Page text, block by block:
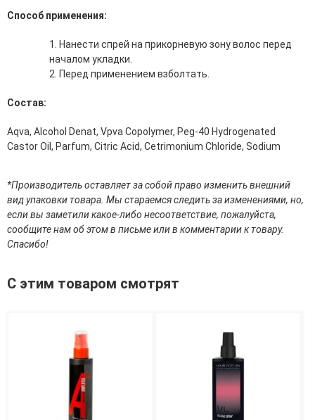
Средства для умывания
Сыворотки, эликсиры, эмульсии, концентраты и
эссенции для лица
Уход для кожи вокруг глаз
Флюиды для лица
Автозагар для тела
Антицеллюлитные средства
Гели для душа
Дезодоранты для тела
Защита от солнца для тела
Кремы для тела
Лосьоны, сыворотки и эликсиры для тела
Мыло
Скрабы и пилинги для тела
Средства для депиляции
Туалетная вода для тела
Уход для ног
Уход для рук
Способ применения:
Нанести спрей на прикорневую зону волос перед
началом укладки.
Перед применением взболтать.
Состав:
Aqva, Alcohol Denat, Vpva Copolymer, Peg-40 Hydrogenated
Castor Oil, Parfum, Citric Acid, Cetrimonium Chloride, Sodium
*Производитель оставляет за собой право изменить внешний
вид упаковки товара. Мы стараемся следить за изменениями, но,
если вы заметили какое-либо несоответствие, пожалуйста,
сообщите нам об этом в письме или в комментарии к товару.
Спасибо!
С этим товаром смотрят